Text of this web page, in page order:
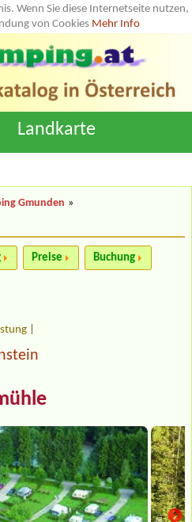
Wenn Sie diese Internetseite nutzen,
von Cookies Mehr Info
Landkarte
Gmunden »
Preise Buchung